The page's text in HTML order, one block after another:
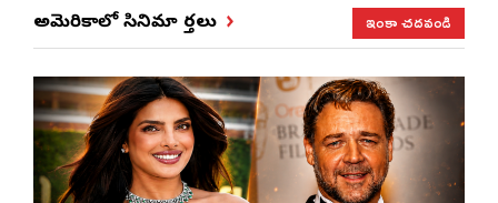
అమెరికాలో సినిమా వార్తలు ఇంకా చదవండి